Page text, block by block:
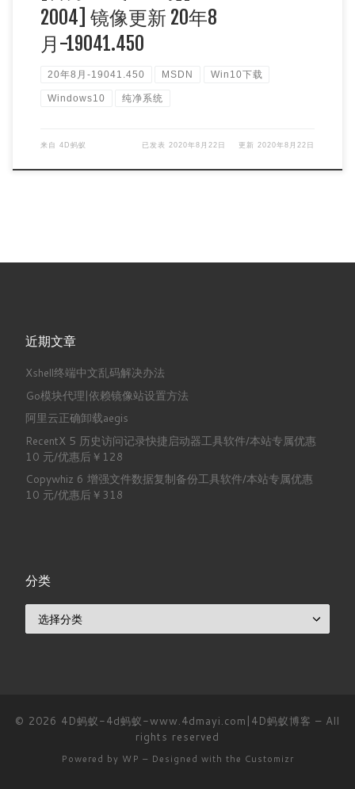
2004] 镜像更新 20年8
月-19041.450
20年8月-19041.450 MSDN Win10下载
Windows10 纯净系统
来自 4D蚂蚁 已发表 2020年8月22日 更新 2020年8月22日
近期文章
Xshell终端中文乱码解决办法
Go模块代理|依赖镜像站设置方法
阿里云正确卸载aegis
RecentX 5 历史访问记录快捷启动器工具软件/本站专属优惠
10 元/优惠后￥128
Copywhiz 6 增强文件数据复制备份工具软件/本站专属优惠
10 元/优惠后￥318
分类
© 2026 4D蚂蚁-4d蚂蚁-www.4dmayi.com|4D蚂蚁博客 – All
rights reserved
Powered by WP – Designed with the Customizr